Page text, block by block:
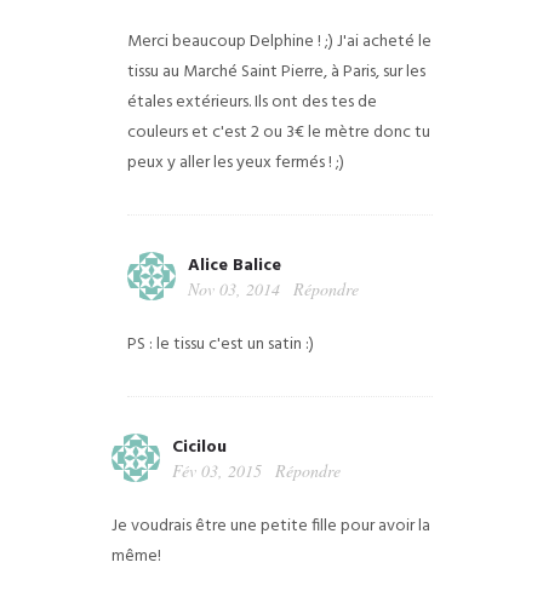
Merci beaucoup Delphine ! ;) J'ai acheté le
tissu au Marché Saint Pierre, à Paris, sur les
étales extérieurs. Ils ont des tes de
couleurs et c'est 2 ou 3€ le mètre donc tu
peux y aller les yeux fermés ! ;)
Alice Balice
Nov 03, 2014 Répondre
PS : le tissu c'est un satin :)
Cicilou
Fév 03, 2015 Répondre
Je voudrais être une petite fille pour avoir la
même!